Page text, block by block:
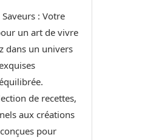
: Votre
un art de vivre
dans un univers
de recettes,
aux créations
pour